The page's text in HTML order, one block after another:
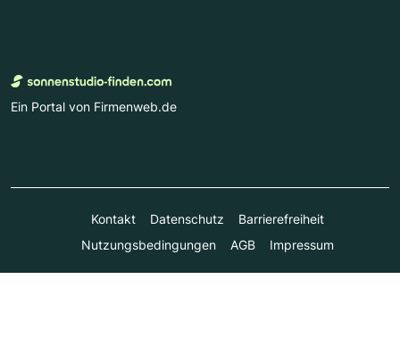
Ein Portal von Firmenweb.de
Kontakt Datenschutz
Barrierefreiheit
Nutzungsbedingungen
AGB Impressum